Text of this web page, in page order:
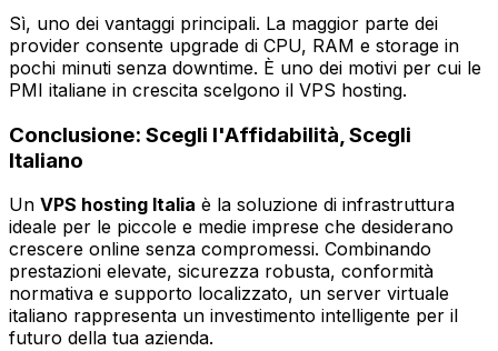
Sì, uno dei vantaggi principali. La maggior parte dei
provider consente upgrade di CPU, RAM e storage in
pochi minuti senza downtime. È uno dei motivi per cui le
PMI italiane in crescita scelgono il VPS hosting.
Conclusione: Scegli l'Affidabilità, Scegli
Italiano
Un VPS hosting Italia è la soluzione di infrastruttura
ideale per le piccole e medie imprese che desiderano
crescere online senza compromessi. Combinando
prestazioni elevate, sicurezza robusta, conformità
normativa e supporto localizzato, un server virtuale
italiano rappresenta un investimento intelligente per il
futuro della tua azienda.